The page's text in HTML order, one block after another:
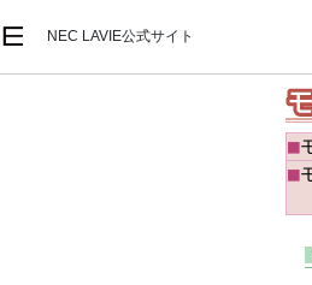
NEC LAVIE公式サイト